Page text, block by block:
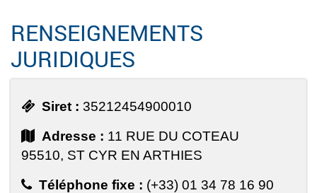
RENSEIGNEMENTS
JURIDIQUES
Siret : 35212454900010
Adresse : 11 RUE DU COTEAU
95510, ST CYR EN ARTHIES
Téléphone fixe : (+33) 01 34 78 16 90